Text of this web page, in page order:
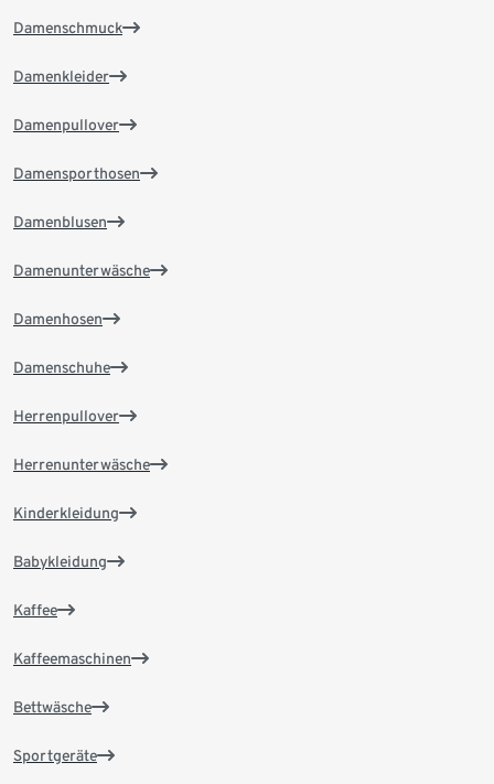
Damenschmuck
Damenkleider
Damenpullover
Damensporthosen
Damenblusen
Damenunterwäsche
Damenhosen
Damenschuhe
Herrenpullover
Herrenunterwäsche
Kinderkleidung
Babykleidung
Kaffee
Kaffeemaschinen
Bettwäsche
Sportgeräte